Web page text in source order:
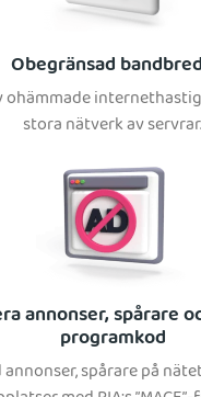
Obegränsad
ohämmade
stora nätverk av servrar.
annonser, spårare
programkod
annonser, spårare på